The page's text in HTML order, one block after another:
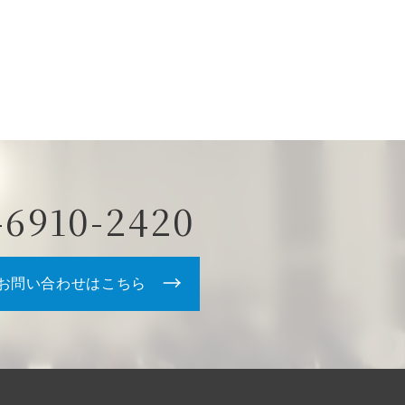
2420
問い合わせはこちら